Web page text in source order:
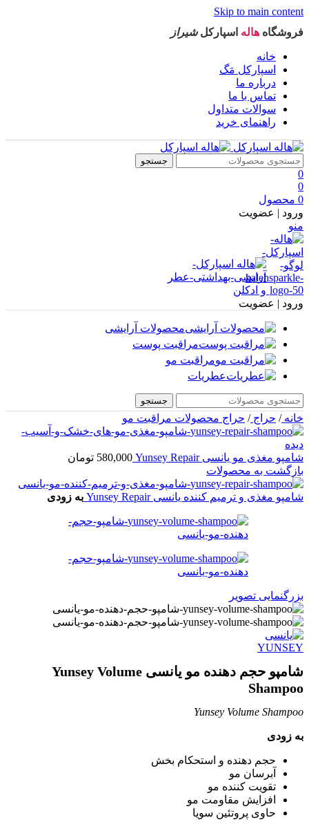
Skip to main content
فروشگاه هاله اسپارکلشیراز
خانه
اسپارکل مَگ
درباره ما
تماس با ما
سوالات متداول
راهنمای خرید
جستجو
0
0
0 محصول
ورود | عضویت
منو
ورود | عضویت
محصولات آرایشی
مراقبت پوست
مراقبت مو
عطریات
جستجو
خانه/ حراج/ حراج محصولات مراقبت مو
شامپو مغذی مو یانسی Yunsey Repair 580,000 تومان
بازگشت به محصولات
شامپو مغذی و ترمیم کننده یانسی Yunsey Repair به زودی
بزرگنمایی تصویر
شامپو حجم دهنده مو یانسی Yunsey Volume
Shampoo
Yunsey Volume Shampoo
به زودی
حجم دهنده و استحکام بخش
آبرسان مو
تقویت کننده مو
افزایش مقاومت مو
حاوی پروتئین سویا